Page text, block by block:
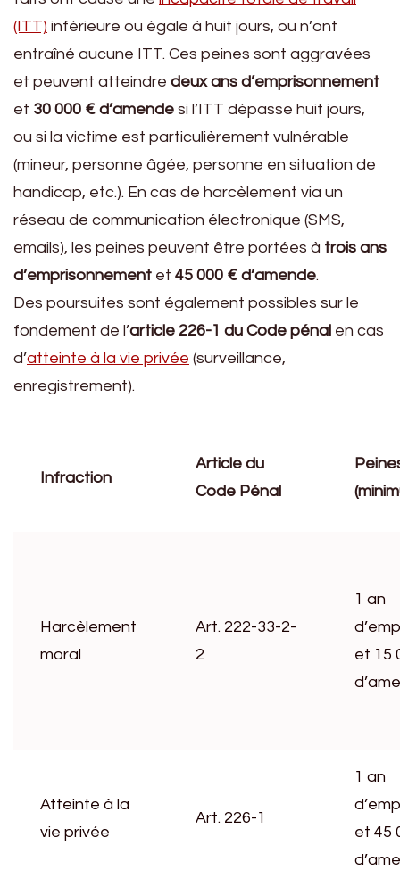
(ITT) inférieure ou égale à huit jours, ou n’ont
entraîné aucune ITT. Ces peines sont aggravées
et peuvent atteindre deux ans d’emprisonnement
et 30 000 € d’amende si l’ITT dépasse huit jours,
ou si la victime est particulièrement vulnérable
(mineur, personne âgée, personne en situation de
handicap, etc.). En cas de harcèlement via un
réseau de communication électronique (SMS,
emails), les peines peuvent être portées à trois ans
d’emprisonnement et 45 000 € d’amende.
Des poursuites sont également possibles sur le
fondement de l’article 226-1 du Code pénal en cas
d’atteinte à la vie privée (surveillance,
enregistrement).
Infraction
Article du
Code Pénal
Harcèlement
moral
Art. 222-33-2-
2
1 an
et 15
Atteinte à la
vie privée
Art. 226-1
1 an
et 45